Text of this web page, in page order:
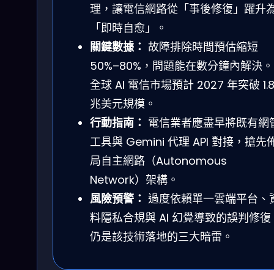
理，讓電信網路從「事後修復」躍升
「即時自愈」。
關鍵數據： 故障排除時間預估縮短
50%–80%，問題能在數分鐘內解決。
全球 AI 電信市場預計 2027 年突破 1.8
兆美元規模。
行動指南： 電信業者應盡早將既有網
工具與 Gemini 代理 API 對接，搶先
局自主網路（Autonomous
Network）架構。
風險預警： 過度依賴單一雲端平台、
料隱私合規與 AI 幻覺導致的誤判修復
仍是該技術落地的三大暗雷。